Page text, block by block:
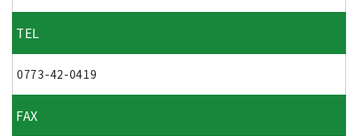
TEL
0773-42-0419
FAX